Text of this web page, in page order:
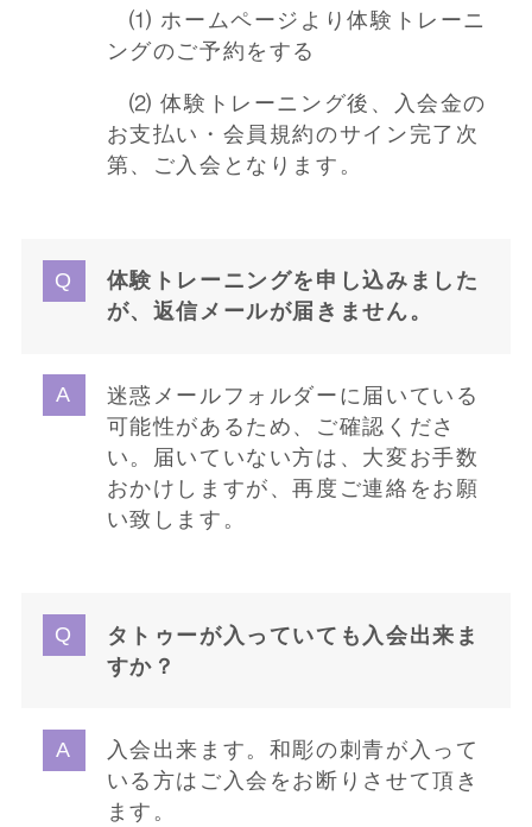
⑴ ホームページより体験トレーニ
ングのご予約をする
⑵ 体験トレーニング後、入会金の
お支払い・会員規約のサイン完了次
第、ご入会となります。
体験トレーニングを申し込みました
が、返信メールが届きません。
迷惑メールフォルダーに届いている
可能性があるため、ご確認くださ
い。届いていない方は、大変お手数
おかけしますが、再度ご連絡をお願
い致します。
タトゥーが入っていても入会出来ま
すか？
入会出来ます。和彫の刺青が入って
いる方はご入会をお断りさせて頂き
ます。